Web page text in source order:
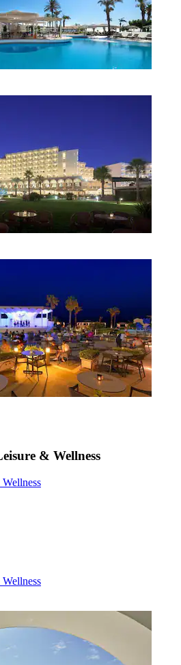
& Wellness